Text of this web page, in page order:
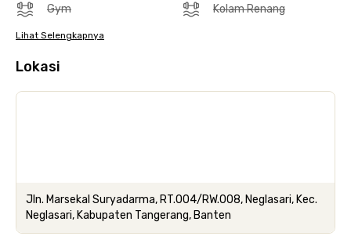
Gym Kolam Renang
Lihat Selengkapnya
Lokasi
Jln. Marsekal Suryadarma, RT.004/RW.008, Neglasari, Kec.
Neglasari, Kabupaten Tangerang, Banten